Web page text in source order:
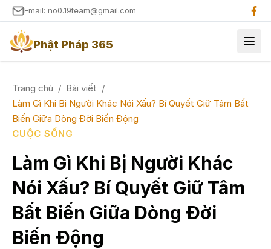
Email: no0.19team@gmail.com
Phật Pháp 365
Trang chủ / Bài viết /
Làm Gì Khi Bị Người Khác Nói Xấu? Bí Quyết Giữ Tâm Bất
Biến Giữa Dòng Đời Biến Động
CUỘC SỐNG
Làm Gì Khi Bị Người Khác
Nói Xấu? Bí Quyết Giữ Tâm
Bất Biến Giữa Dòng Đời
Biến Động